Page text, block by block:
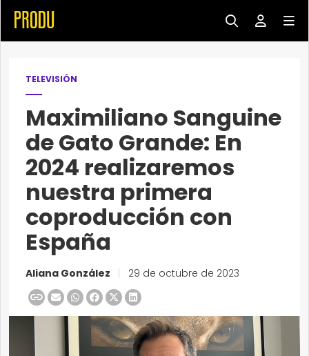
TELEVISIÓN
Maximiliano Sanguine
de Gato Grande: En
2024 realizaremos
nuestra primera
coproducción con
España
Aliana González 29 de octubre de 2023